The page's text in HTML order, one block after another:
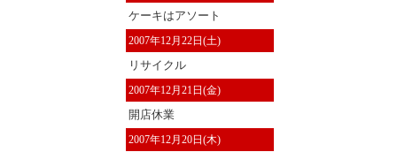
ケーキはアソート
2007年12月22日(土)
リサイクル
2007年12月21日(金)
開店休業
2007年12月20日(木)